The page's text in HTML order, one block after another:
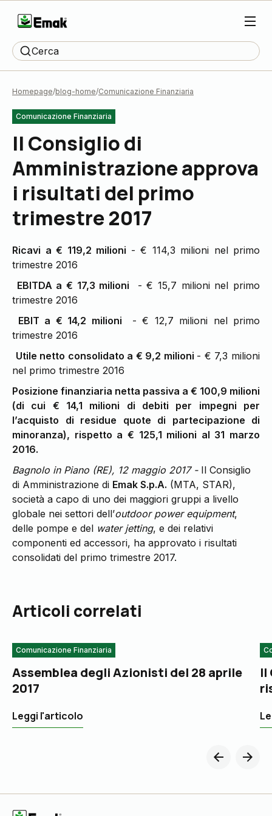
Cerca
Homepage blog-home Comunicazione Finanziaria
Comunicazione Finanziaria
Il Consiglio di
Amministrazione approva
i risultati del primo
trimestre 2017
Ricavi a € 119,2 milioni - € 114,3 milioni nel primo
trimestre 2016
EBITDA a € 17,3 milioni - € 15,7 milioni nel primo
trimestre 2016
EBIT a € 14,2 milioni - € 12,7 milioni nel primo
trimestre 2016
Utile netto consolidato a € 9,2 milioni - € 7,3 milioni
nel primo trimestre 2016
Posizione finanziaria netta passiva a € 100,9 milioni
(di cui € 14,1 milioni di debiti per impegni per
l’acquisto di residue quote di partecipazione di
minoranza), rispetto a € 125,1 milioni al 31 marzo
2016.
Bagnolo in Piano (RE), 12 maggio 2017 -Il Consiglio
di Amministrazione di Emak S.p.A. (MTA, STAR),
società a capo di uno dei maggiori gruppi a livello
globale nei settori dell’outdoor power equipment,
delle pompe e del water jetting, e dei relativi
componenti ed accessori, ha approvato i risultati
consolidati del primo trimestre 2017.
Articoli correlati
Comunicazione Finanziaria
Assemblea degli Azionisti del 28 aprile
2017
Leggi l'articolo
Il